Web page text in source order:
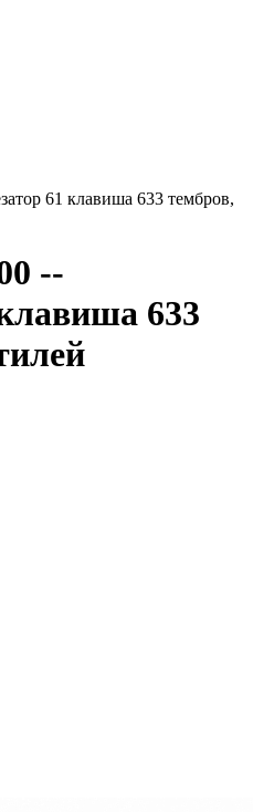
61 клавиша 633 тембров,
--
633